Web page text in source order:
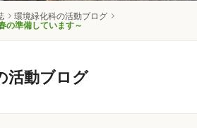
環境緑化科の活動ブログ
の準備しています～
活動ブログ